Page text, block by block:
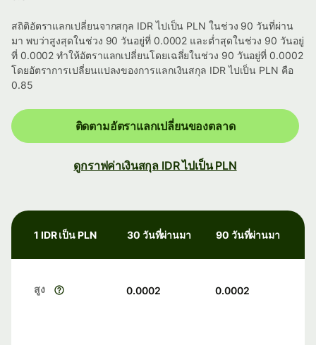
สถิติอัตราแลกเปลี่ยนจากสกุล IDR ไปเป็น PLN ในช่วง 90 วันที่ผ่าน
มา พบว่าสูงสุดในช่วง 90 วันอยู่ที่ 0.0002 และต่ำสุดในช่วง 90 วันอยู่
ที่ 0.0002 ทำให้อัตราแลกเปลี่ยนโดยเฉลี่ยในช่วง 90 วันอยู่ที่ 0.0002
โดยอัตราการเปลี่ยนแปลงของการแลกเงินสกุล IDR ไปเป็น PLN คือ
0.85
ติดตามอัตราแลกเปลี่ยนของตลาด
ดูกราฟค่าเงินสกุล IDR ไปเป็น PLN
1 IDR เป็น PLN 30 วันที่ผ่านมา 90 วันที่ผ่านมา
สูง 0.0002 0.0002